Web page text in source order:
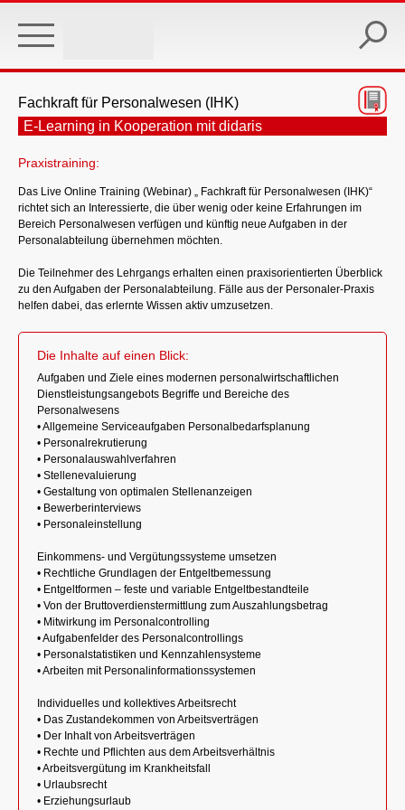
main
Fachkraft für Personalwesen (IHK)
E-Learning in Kooperation mit didaris
Praxistraining:
Das Live Online Training (Webinar) „ Fachkraft für Personalwesen (IHK)“
richtet sich an Interessierte, die über wenig oder keine Erfahrungen im
Bereich Personalwesen verfügen und künftig neue Aufgaben in der
Personalabteilung übernehmen möchten.
Die Teilnehmer des Lehrgangs erhalten einen praxisorientierten Überblick
zu den Aufgaben der Personalabteilung. Fälle aus der Personaler-Praxis
helfen dabei, das erlernte Wissen aktiv umzusetzen.
Die Inhalte auf einen Blick:
Aufgaben und Ziele eines modernen personalwirtschaftlichen
Dienstleistungsangebots Begriffe und Bereiche des
Personalwesens
• Allgemeine Serviceaufgaben Personalbedarfsplanung
• Personalrekrutierung
• Personalauswahlverfahren
• Stellenevaluierung
• Gestaltung von optimalen Stellenanzeigen
• Bewerberinterviews
• Personaleinstellung
Einkommens- und Vergütungssysteme umsetzen
• Rechtliche Grundlagen der Entgeltbemessung
• Entgeltformen – feste und variable Entgeltbestandteile
• Von der Bruttoverdienstermittlung zum Auszahlungsbetrag
• Mitwirkung im Personalcontrolling
• Aufgabenfelder des Personalcontrollings
• Personalstatistiken und Kennzahlensysteme
• Arbeiten mit Personalinformationssystemen
Individuelles und kollektives Arbeitsrecht
• Das Zustandekommen von Arbeitsverträgen
• Der Inhalt von Arbeitsverträgen
• Rechte und Pflichten aus dem Arbeitsverhältnis
• Arbeitsvergütung im Krankheitsfall
• Urlaubsrecht
• Erziehungsurlaub